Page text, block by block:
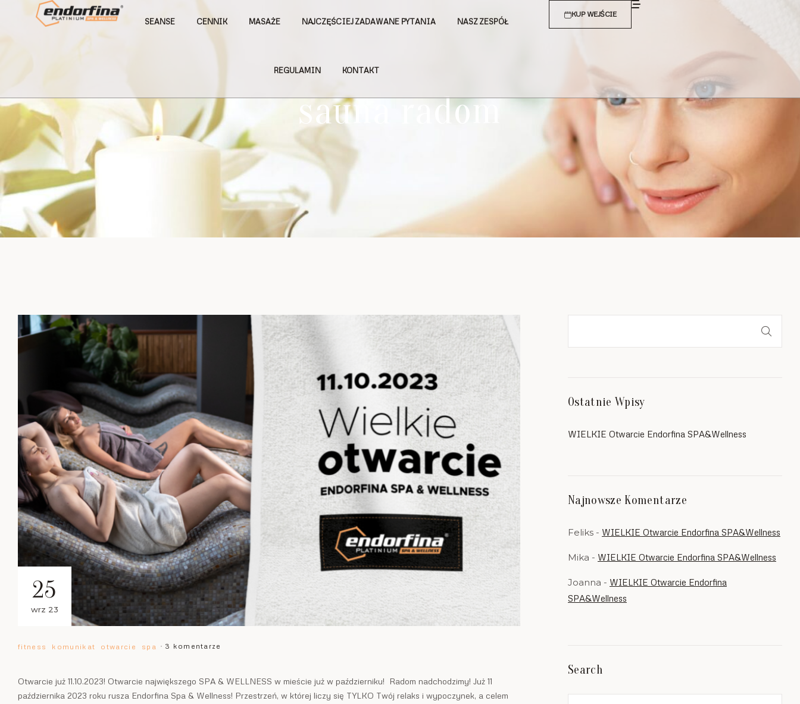
SEANSE CENNIK MASAŻE NAJCZĘŚCIEJ ZADAWANE PYTANIA NASZ ZESPÓŁ
REGULAMIN KONTAKT
KUP WEJŚCIE
sauna radom
25
wrz 23
fitness komunikat otwarcie spa 3 komentarze
Otwarcie już 11.10.2023! Otwarcie największego SPA & WELLNESS w mieście już w październiku! Radom nadchodzimy! Już 11
października 2023 roku rusza Endorfina Spa & Wellness! Przestrzeń, w której liczy się TYLKO Twój relaks i wypoczynek, a celem
Ostatnie Wpisy
WIELKIE Otwarcie Endorfina SPA&Wellness
Najnowsze Komentarze
Feliks - WIELKIE Otwarcie Endorfina SPA&Wellness
Mika - WIELKIE Otwarcie Endorfina SPA&Wellness
Joanna - WIELKIE Otwarcie Endorfina
SPA&Wellness
Search